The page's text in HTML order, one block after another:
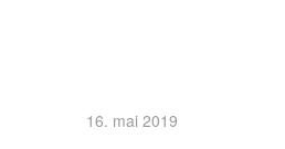
16. mai 2019